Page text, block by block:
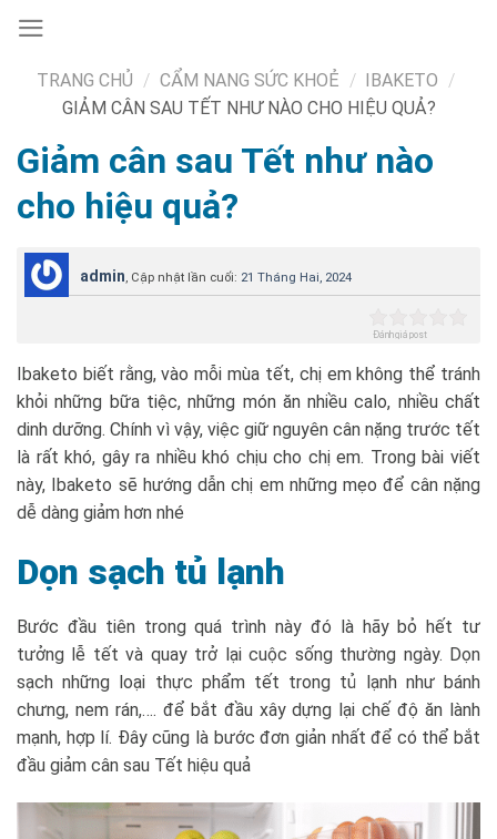
content
TRANG CHỦ / CẨM NANG SỨC KHOẺ / IBAKETO /
GIẢM CÂN SAU TẾT NHƯ NÀO CHO HIỆU QUẢ?
Giảm cân sau Tết như nào
cho hiệu quả?
admin, Cập nhật lần cuối: 21 Tháng Hai, 2024
Đánh giá post
Ibaketo biết rằng, vào mỗi mùa tết, chị em không thể tránh
khỏi những bữa tiệc, những món ăn nhiều calo, nhiều chất
dinh dưỡng. Chính vì vậy, việc giữ nguyên cân nặng trước tết
là rất khó, gây ra nhiều khó chịu cho chị em. Trong bài viết
này, Ibaketo sẽ hướng dẫn chị em những mẹo để cân nặng
dễ dàng giảm hơn nhé
Dọn sạch tủ lạnh
Bước đầu tiên trong quá trình này đó là hãy bỏ hết tư
tưởng lễ tết và quay trở lại cuộc sống thường ngày. Dọn
sạch những loại thực phẩm tết trong tủ lạnh như bánh
chưng, nem rán,…. để bắt đầu xây dựng lại chế độ ăn lành
mạnh, hợp lí. Đây cũng là bước đơn giản nhất để có thể bắt
đầu giảm cân sau Tết hiệu quả